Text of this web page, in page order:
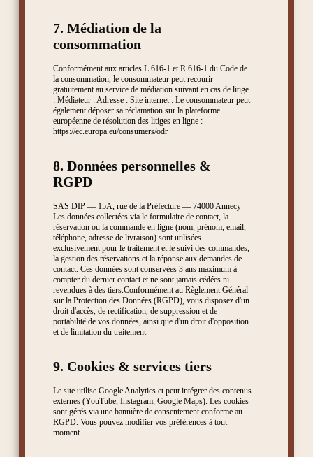
7. Médiation de la
consommation
Conformément aux articles L.616-1 et R.616-1 du Code de
la consommation, le consommateur peut recourir
gratuitement au service de médiation suivant en cas de litige
: Médiateur : Adresse : Site internet : Le consommateur peut
également déposer sa réclamation sur la plateforme
européenne de résolution des litiges en ligne :
https://ec.europa.eu/consumers/odr
8. Données personnelles &
RGPD
SAS DIP — 15A, rue de la Préfecture — 74000 Annecy
Les données collectées via le formulaire de contact, la
réservation ou la commande en ligne (nom, prénom, email,
téléphone, adresse de livraison) sont utilisées
exclusivement pour le traitement et le suivi des commandes,
la gestion des réservations et la réponse aux demandes de
contact. Ces données sont conservées 3 ans maximum à
compter du dernier contact et ne sont jamais cédées ni
revendues à des tiers.Conformément au Règlement Général
sur la Protection des Données (RGPD), vous disposez d'un
droit d'accès, de rectification, de suppression et de
portabilité de vos données, ainsi que d'un droit d'opposition
et de limitation du traitement
9. Cookies & services tiers
Le site utilise Google Analytics et peut intégrer des contenus
externes (YouTube, Instagram, Google Maps). Les cookies
sont gérés via une bannière de consentement conforme au
RGPD. Vous pouvez modifier vos préférences à tout
moment.